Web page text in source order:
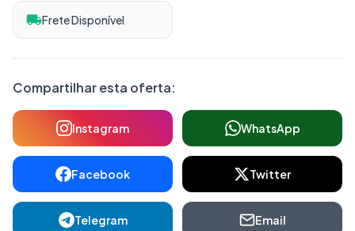
Frete Disponível
Compartilhar esta oferta:
Instagram WhatsApp
Facebook Twitter
Telegram Email